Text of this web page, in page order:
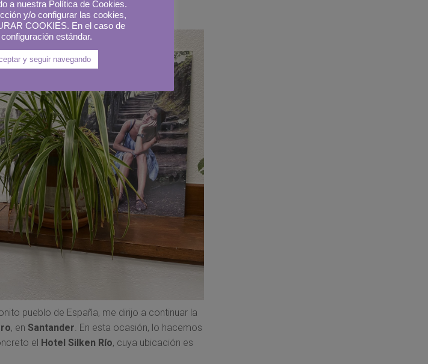
pueblo de España, me dirijo a continuar la
, en Santander . En esta ocasión, lo hacemos
el Hotel Silken Río, cuya ubicación es
a nuestra Política de Cookies.
y/o configurar las cookies,
COOKIES. En el caso de
estándar.
y seguir navegando